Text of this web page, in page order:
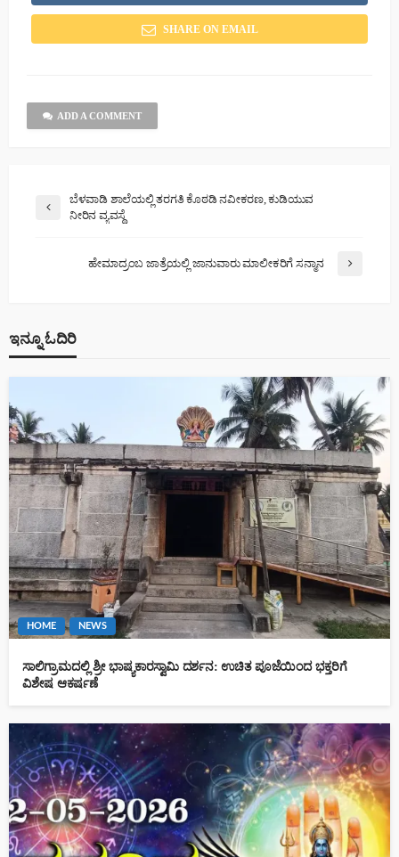
SHARE ON EMAIL
ADD A COMMENT
ಬೆಳವಾಡಿ ಶಾಲೆಯಲ್ಲಿ ತರಗತಿ ಕೊಠಡಿ ನವೀಕರಣ, ಕುಡಿಯುವ
ನೀರಿನ ವ್ಯವಸ್ಥೆ
ಹೇಮಾದ್ರಂಬ ಜಾತ್ರೆಯಲ್ಲಿ ಜಾನುವಾರು ಮಾಲೀಕರಿಗೆ ಸನ್ಮಾನ
ಇನ್ನೂ ಓದಿರಿ
HOME NEWS
ಸಾಲಿಗ್ರಾಮದಲ್ಲಿ ಶ್ರೀ ಭಾಷ್ಯಕಾರಸ್ವಾಮಿ ದರ್ಶನ: ಉಚಿತ ಪೂಜೆಯಿಂದ ಭಕ್ತರಿಗೆ
ವಿಶೇಷ ಆಕರ್ಷಣೆ